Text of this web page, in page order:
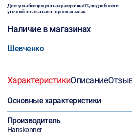
Доступна беспроцентная рассрочка 0%, подробности
уточняйте на кассах в торговых залах.
Наличие в магазинах
Шевченко
ХарактеристикиОписание
Основные характеристики
Производитель
Hanskonner